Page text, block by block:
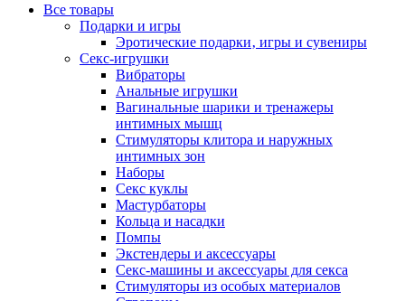
Все товары
Подарки и игры
Эротические подарки‚ игры и сувениры
Секс-игрушки
Вибраторы
Анальные игрушки
Вагинальные шарики и тренажеры
интимных мышц
Стимуляторы клитора и наружных
интимных зон
Наборы
Секс куклы
Мастурбаторы
Кольца и насадки
Помпы
Экстендеры и аксессуары
Секс-машины и аксессуары для секса
Стимуляторы из особых материалов